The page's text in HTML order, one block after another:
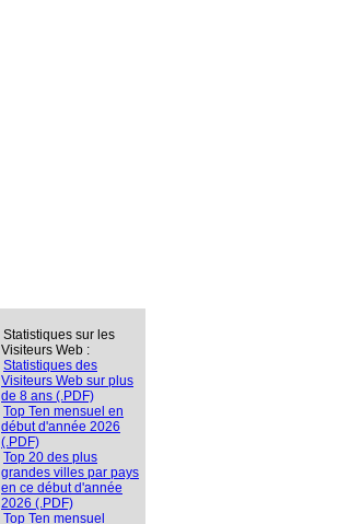
Statistiques sur les
Visiteurs Web :
Statistiques des
Visiteurs Web sur plus
de 8 ans (.PDF)
Top Ten mensuel en
début d'année 2026
(.PDF)
Top 20 des plus
grandes villes par pays
en ce début d'année
2026 (.PDF)
Top Ten mensuel